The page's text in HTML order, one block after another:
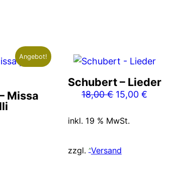
Angebot!
Missa
Schubert – Lieder
18,00€ Ursprünglicher
war:
15,00€
inkl. 19 % MwSt.
zzgl. Versand